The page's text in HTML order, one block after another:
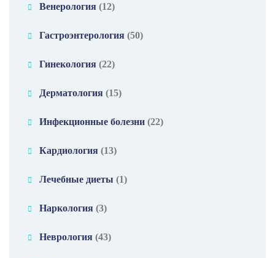
Венерология (12)
Гастроэнтерология (50)
Гинекология (22)
Дерматология (15)
Инфекционные болезни (22)
Кардиология (13)
Лечебные диеты (1)
Наркология (3)
Неврология (43)